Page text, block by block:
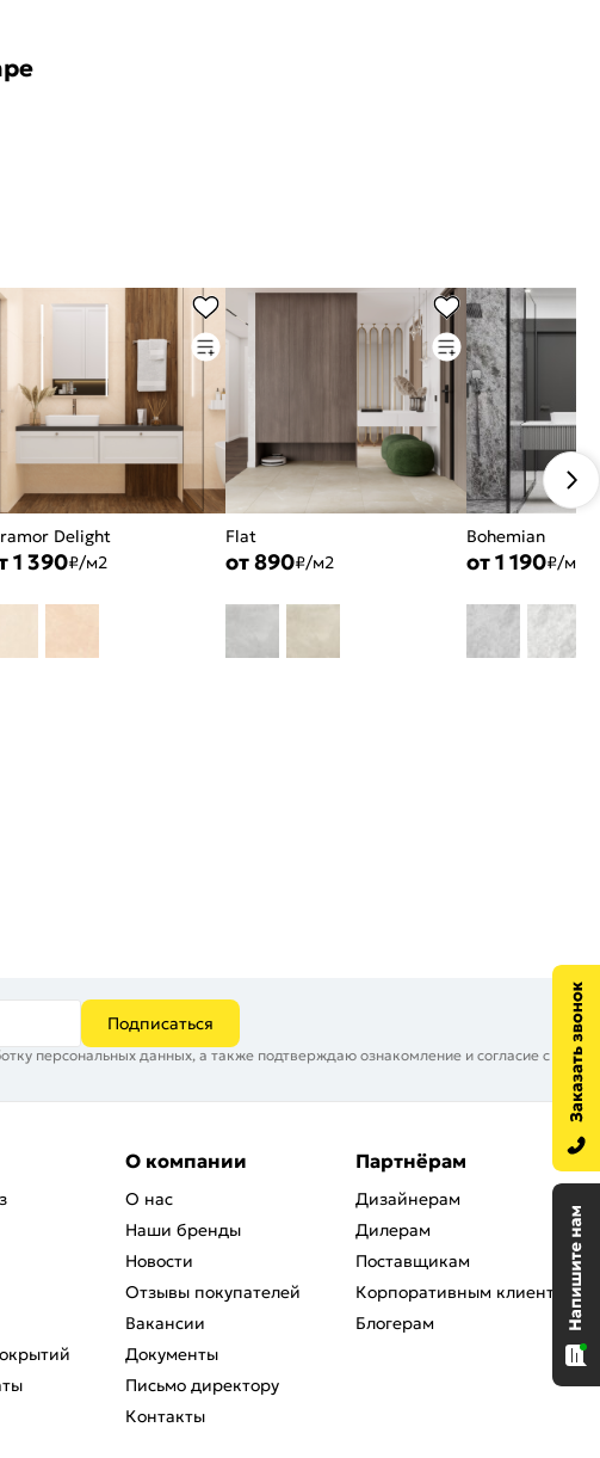
Delight
1 390₽/м2
Flat
от 890₽/м2
Bohemian
от 1 190₽/м2
Подписаться
персональных данных, а также подтверждаю ознакомление и согласие с
О компании
О нас
Наши бренды
Новости
Отзывы покупателей
Вакансии
Документы
Письмо директору
Контакты
Партнёрам
Дизайнерам
Дилерам
Поставщикам
Корпоративным клиентам
Блогерам